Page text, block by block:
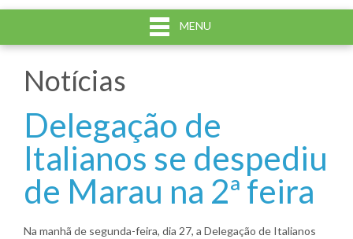
MENU
Notícias
Delegação de
Italianos se despediu
de Marau na 2ª feira
Na manhã de segunda-feira, dia 27, a Delegação de Italianos